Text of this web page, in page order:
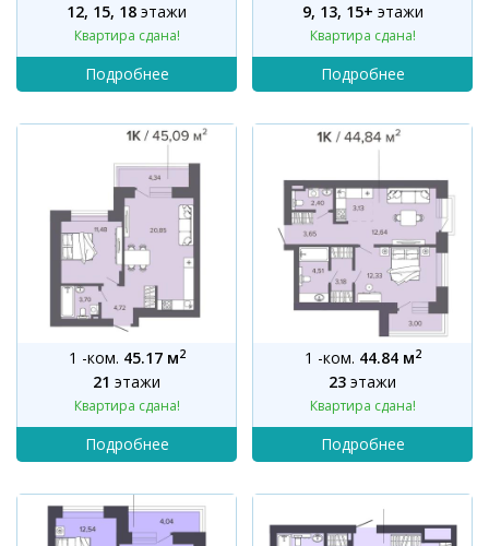
12, 15, 18 этажи
Квартира сдана!
9, 13, 15+ этажи
Квартира сдана!
1 -ком. 45.17 м2
21 этажи
Квартира сдана!
1 -ком. 44.84 м2
23 этажи
Квартира сдана!